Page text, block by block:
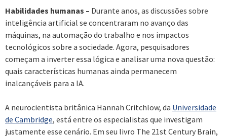
Habilidades humanas – Durante anos, as discussões sobre
inteligência artificial se concentraram no avanço das
máquinas, na automação do trabalho e nos impactos
tecnológicos sobre a sociedade. Agora, pesquisadores
começam a inverter essa lógica e analisar uma nova questão:
quais características humanas ainda permanecem
inalcançáveis para a IA.
A neurocientista britânica Hannah Critchlow, da Universidade
de Cambridge, está entre os especialistas que investigam
justamente esse cenário. Em seu livro The 21st Century Brain,